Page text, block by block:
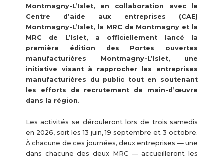
Montmagny-L’Islet, en collaboration avec le
Centre d’aide aux entreprises (CAE)
Montmagny-L’Islet, la MRC de Montmagny et la
MRC de L’Islet, a officiellement lancé la
première édition des Portes ouvertes
manufacturières Montmagny-L’Islet, une
initiative visant à rapprocher les entreprises
manufacturières du public tout en soutenant
les efforts de recrutement de main-d’œuvre
dans la région.
Les activités se dérouleront lors de trois samedis
en 2026, soit les 13 juin, 19 septembre et 3 octobre.
À chacune de ces journées, deux entreprises — une
dans chacune des deux MRC — accueilleront les